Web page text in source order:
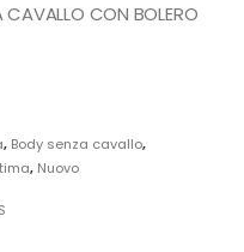
CAVALLO CON BOLERO
, Body senza cavallo,
, Nuovo